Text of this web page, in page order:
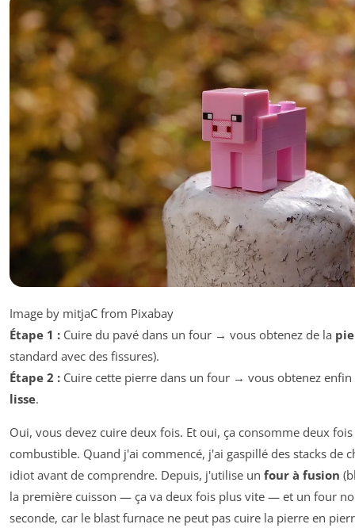
Image by mitjaC from Pixabay
Étape 1 : Cuire du pavé dans un four → vous obtenez de la
standard avec des fissures).
Étape 2 : Cuire cette pierre dans un four → vous obtenez
lisse.
Oui, vous devez cuire deux fois. Et oui, ça consomme deux
combustible. Quand j'ai commencé, j'ai gaspillé des stacks de
idiot avant de comprendre. Depuis, j'utilise un four à fusion
la première cuisson — ça va deux fois plus vite — et un four
seconde, car le blast furnace ne peut pas cuire la pierre en